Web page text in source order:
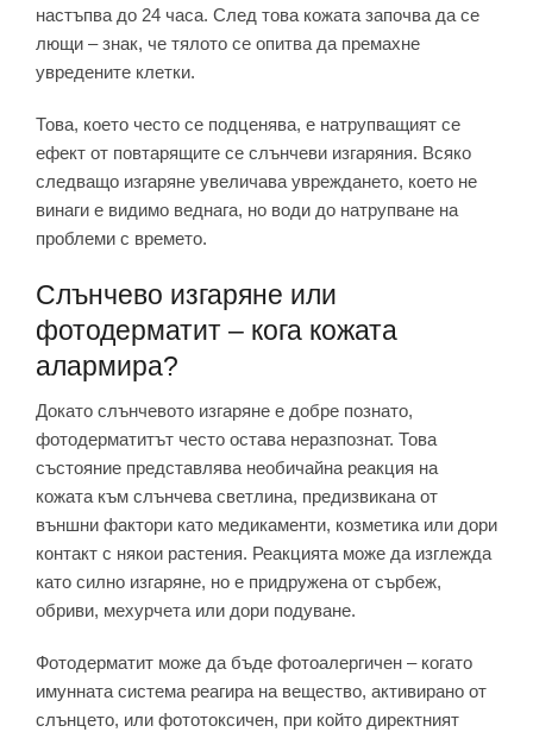
настъпва до 24 часа. След това кожата започва да се
лющи – знак, че тялото се опитва да премахне
увредените клетки.
Това, което често се подценява, е натрупващият се
ефект от повтарящите се слънчеви изгаряния. Всяко
следващо изгаряне увеличава увреждането, което не
винаги е видимо веднага, но води до натрупване на
проблеми с времето.
Слънчево изгаряне или
фотодерматит – кога кожата
алармира?
Докато слънчевото изгаряне е добре познато,
фотодерматитът често остава неразпознат. Това
състояние представлява необичайна реакция на
кожата към слънчева светлина, предизвикана от
външни фактори като медикаменти, козметика или дори
контакт с някои растения. Реакцията може да изглежда
като силно изгаряне, но е придружена от сърбеж,
обриви, мехурчета или дори подуване.
Фотодерматит може да бъде фотоалергичен – когато
имунната система реагира на вещество, активирано от
слънцето, или фототоксичен, при който директният